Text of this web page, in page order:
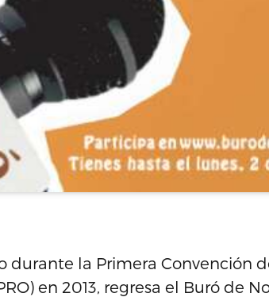
durante la Primera Convención
en 2013, regresa el Buró de